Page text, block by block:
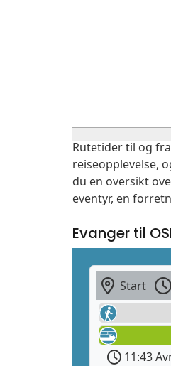
Rutetider til og
reiseopplevelse,
du en oversikt
eventyr, en
Evanger til
Start
11:43